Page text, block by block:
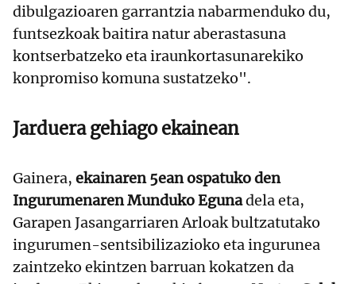
dibulgazioaren garrantzia nabarmenduko du,
funtsezkoak baitira natur aberastasuna
kontserbatzeko eta iraunkortasunarekiko
konpromiso komuna sustatzeko".
Jarduera gehiago ekainean
Gainera, ekainaren 5ean ospatuko den
Ingurumenaren Munduko Egunadela eta,
Garapen Jasangarriaren Arloak bultzatutako
ingurumen-sentsibilizazioko eta ingurunea
zaintzeko ekintzen barruan kokatzen da